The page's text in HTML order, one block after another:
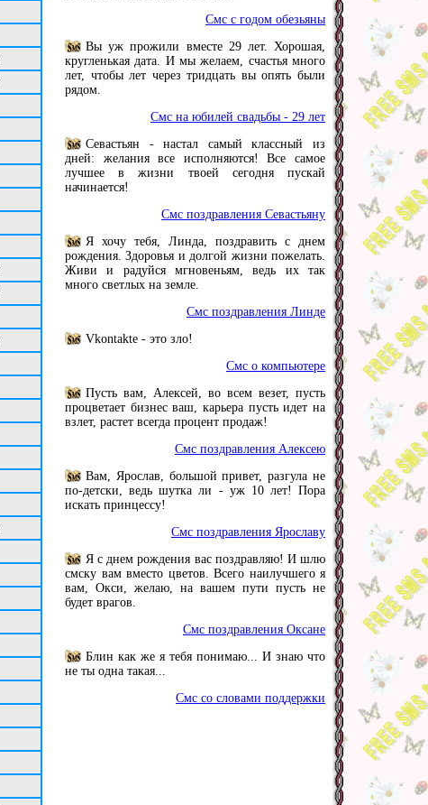
Смс с годом обезьяны
Вы уж прожили вместе 29 лет. Хорошая,
кругленькая дата. И мы желаем, счастья много
лет, чтобы лет через тридцать вы опять были
рядом.
Смс на юбилей свадьбы - 29 лет
Севастьян - настал самый классный из
дней: желания все исполняются! Все самое
лучшее в жизни твоей сегодня пускай
начинается!
Смс поздравления Севастьяну
Я хочу тебя, Линда, поздравить с днем
рождения. Здоровья и долгой жизни пожелать.
Живи и радуйся мгновеньям, ведь их так
много светлых на земле.
Смс поздравления Линде
Vkontakte - это зло!
Смс о компьютере
Пусть вам, Алексей, во всем везет, пусть
процветает бизнес ваш, карьера пусть идет на
взлет, растет всегда процент продаж!
Смс поздравления Алексею
Вам, Ярослав, большой привет, разгула не
по-детски, ведь шутка ли - уж 10 лет! Пора
искать принцессу!
Смс поздравления Ярославу
Я с днем рождения вас поздравляю! И шлю
смску вам вместо цветов. Всего наилучшего я
вам, Окси, желаю, на вашем пути пусть не
будет врагов.
Смс поздравления Оксане
Блин как же я тебя понимаю... И знаю что
не ты одна такая...
Смс со словами поддержки